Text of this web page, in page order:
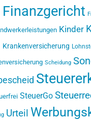
Finanzgericht
Kinder
Krankenversicherung
Scheidung
SteuerGo
Urteil